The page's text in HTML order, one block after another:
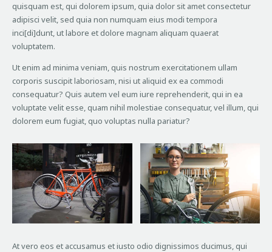
quisquam est, qui dolorem ipsum, quia dolor sit amet consectetur
adipisci velit, sed quia non numquam eius modi tempora
inci[di]dunt, ut labore et dolore magnam aliquam quaerat
voluptatem.
Ut enim ad minima veniam, quis nostrum exercitationem ullam
corporis suscipit laboriosam, nisi ut aliquid ex ea commodi
consequatur? Quis autem vel eum iure reprehenderit, qui in ea
voluptate velit esse, quam nihil molestiae consequatur, vel illum, qui
dolorem eum fugiat, quo voluptas nulla pariatur?
At vero eos et accusamus et iusto odio dignissimos ducimus, qui